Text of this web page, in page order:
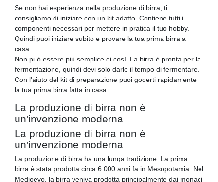
Se non hai esperienza nella produzione di birra, ti
consigliamo di iniziare con un kit adatto. Contiene tutti i
componenti necessari per mettere in pratica il tuo hobby.
Quindi puoi iniziare subito e provare la tua prima birra a
casa.
Non può essere più semplice di così. La birra è pronta per la
fermentazione, quindi devi solo darle il tempo di fermentare.
Con l'aiuto del kit di preparazione puoi goderti rapidamente
la tua prima birra fatta in casa.
La produzione di birra non è
un'invenzione moderna
La produzione di birra non è
un'invenzione moderna
La produzione di birra ha una lunga tradizione. La prima
birra è stata prodotta circa 6.000 anni fa in Mesopotamia. Nel
Medioevo, la birra veniva prodotta principalmente dai monaci